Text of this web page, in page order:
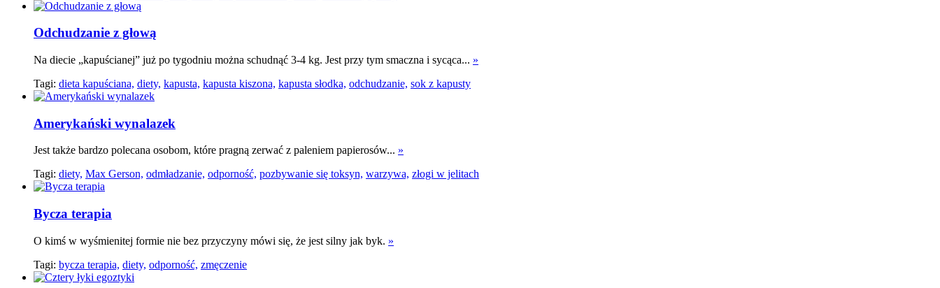
Odchudzanie z głową
Na diecie „kapuścianej” już po tygodniu można schudnąć 3-4 kg. Jest przy tym smaczna i sycąca... »
Tagi: dieta kapuściana, diety, kapusta, kapusta kiszona, kapusta słodka, odchudzanie, sok z kapusty
Amerykański wynalazek
Jest także bardzo polecana osobom, które pragną zerwać z paleniem papierosów... »
Tagi: diety, Max Gerson, odmładzanie, odporność, pozbywanie się toksyn, warzywa, złogi w jelitach
Bycza terapia
O kimś w wyśmienitej formie nie bez przyczyny mówi się, że jest silny jak byk. »
Tagi: bycza terapia, diety, odporność, zmęczenie